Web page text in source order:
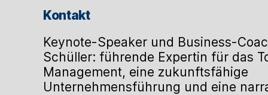
Kontakt
Keynote-Speaker und Business-
Schüller: führende Expertin für das
Management, eine zukunftsfähige
Unternehmensführung und eine